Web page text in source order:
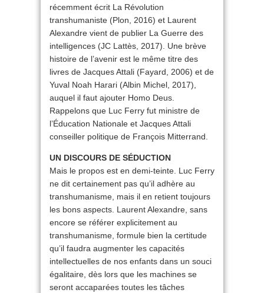
récemment écrit La Révolution
transhumaniste (Plon, 2016) et Laurent
Alexandre vient de publier La Guerre des
intelligences (JC Lattès, 2017). Une brève
histoire de l’avenir est le même titre des
livres de Jacques Attali (Fayard, 2006) et de
Yuval Noah Harari (Albin Michel, 2017),
auquel il faut ajouter Homo Deus.
Rappelons que Luc Ferry fut ministre de
l’Éducation Nationale et Jacques Attali
conseiller politique de François Mitterrand.
UN DISCOURS DE SÉDUCTION
Mais le propos est en demi-teinte. Luc Ferry
ne dit certainement pas qu’il adhère au
transhumanisme, mais il en retient toujours
les bons aspects. Laurent Alexandre, sans
encore se référer explicitement au
transhumanisme, formule bien la certitude
qu’il faudra augmenter les capacités
intellectuelles de nos enfants dans un souci
égalitaire, dès lors que les machines se
seront accaparées toutes les tâches